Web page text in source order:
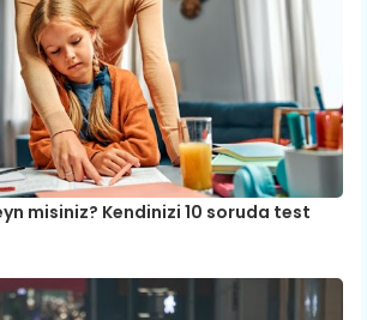
misiniz? Kendinizi 10 soruda test